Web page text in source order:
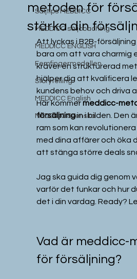
Säljtips MEDDICC
MEDDICC säljcoaching
MEDDICC ENGLISH
Femfingermodellen
Storytelling
MEDDICC English
MEDDICC Svenska
metoden för
stärka din
Att lyckas i B2B-
bara om att vara charmig
kräver en strukturerad
hjälper dig att kvalificera
kundens behov och driva
Här kommer meddicc-
försäljning in i bilden. Den
ram som kan
med dina affärer och öka
att stänga större deals
Jag ska guida dig genom
varför det funkar och hur
det i din vardag. Ready?
Vad är meddicc-
för försäljning?